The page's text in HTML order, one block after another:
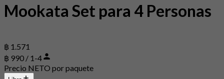
Mookata Set para 4 Personas
฿ 1.571
฿ 990 / 1-4
Precio NETO por paquete